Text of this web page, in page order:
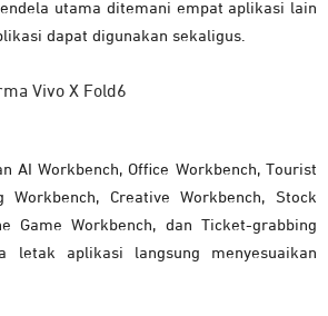
utama ditemani empat aplikasi lain
dapat digunakan sekaligus.
AI Workbench, Office Workbench, Tourist
Workbench, Creative Workbench, Stock
Game Workbench, dan Ticket-grabbing
letak aplikasi langsung menyesuaikan